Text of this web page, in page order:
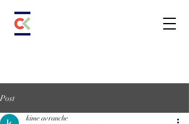
Post
kime avranche